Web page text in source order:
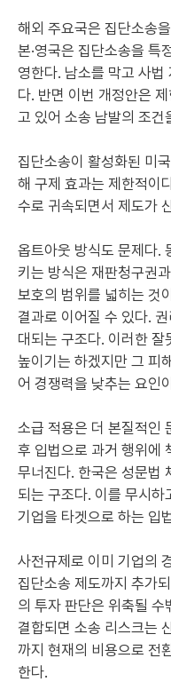
해외 주요국은 집단소송
본·영국은 집단소송을 특
영한다. 남소를 막고 사법
다. 반면 이번 개정안은
고 있어 소송 남발의 조건
집단소송이 활성화된 미
해 구제 효과는 제한적이
수로 귀속되면서 제도가
옵트아웃 방식도 문제다.
키는 방식은 재판청구권
보호의 범위를 넓히는 것
결과로 이어질 수 있다.
대되는 구조다. 이러한
높이기는 하겠지만 그 피
어 경쟁력을 낮추는 요인
소급 적용은 더 본질적인
후 입법으로 과거 행위에
무너진다. 한국은 성문법
되는 구조다. 이를 무시하
기업을 타겟으로 하는 입
사전규제로 이미 기업의
집단소송 제도까지 추가
의 투자 판단은 위축될 수
결합되면 소송 리스크는
까지 현재의 비용으로 전
한다.